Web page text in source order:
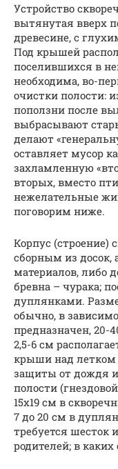
Устройство
вытянутая вверх
древесине, с
Под крышей
поселившихся в
необходима, во-
очистки полости:
поползни после
выбрасывают
делают
оставляет мусор
захламленную
вторых, вместо
нежелательные
поговорим ниже.
Корпус (строение)
сборным из досок,
материалов, либо
бревна – чурака;
дуплянками.
обычно, в
предназначен, 20-
2,5-6 см
крыши над летком
защиты от дождя
полости
15х19 см в
7 до 20 см в
требуется шесток
родителей; в